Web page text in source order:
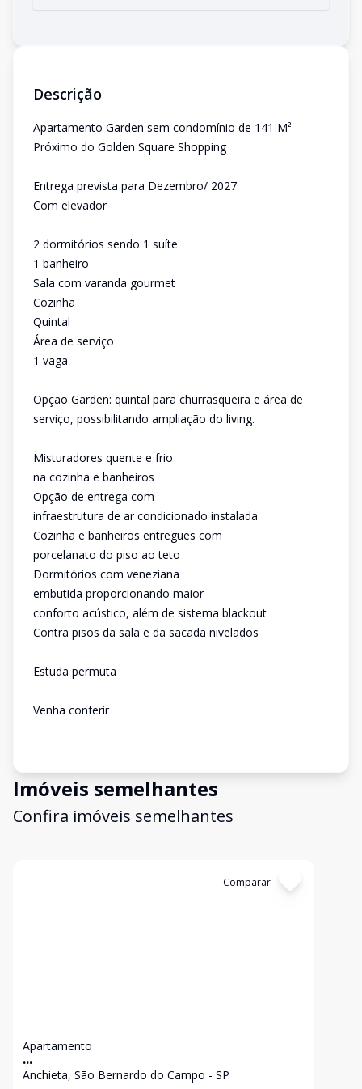
Descrição
Apartamento Garden sem condomínio de 141 M² -
Próximo do Golden Square Shopping
Entrega prevista para Dezembro/ 2027
Com elevador
2 dormitórios sendo 1 suíte
1 banheiro
Sala com varanda gourmet
Cozinha
Quintal
Área de serviço
1 vaga
Opção Garden: quintal para churrasqueira e área de
serviço, possibilitando ampliação do living.
Misturadores quente e frio
na cozinha e banheiros
Opção de entrega com
infraestrutura de ar condicionado instalada
Cozinha e banheiros entregues com
porcelanato do piso ao teto
Dormitórios com veneziana
embutida proporcionando maior
conforto acústico, além de sistema blackout
Contra pisos da sala e da sacada nivelados
Estuda permuta
Venha conferir
Imóveis semelhantes
Confira imóveis semelhantes
Comparar
Apartamento
...
Anchieta, São Bernardo do Campo - SP